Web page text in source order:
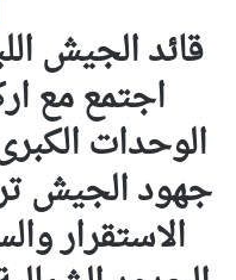
قائد الجيش
اجتمع مع
الوحدات
جهود الجيش
الاستقرار